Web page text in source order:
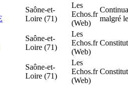
Saône-et-
Loire (71)
Les
Echos.fr
(Web)
malgré
Saône-et-
Loire (71)
Les
Echos.fr
(Web)
Saône-et-
Loire (71)
Les
Echos.fr
(Web)